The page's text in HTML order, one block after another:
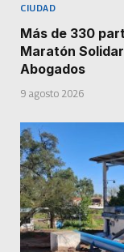
CIUDAD
Más de 330
Maratón
Abogados
9 agosto 2026